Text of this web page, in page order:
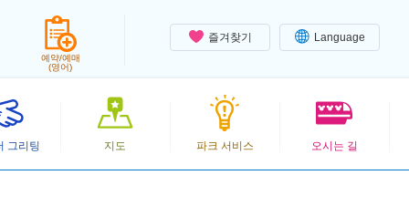
즐겨찾기 Language
예약/예매
(영어)
그리팅 지도 파크 서비스 오시는 길